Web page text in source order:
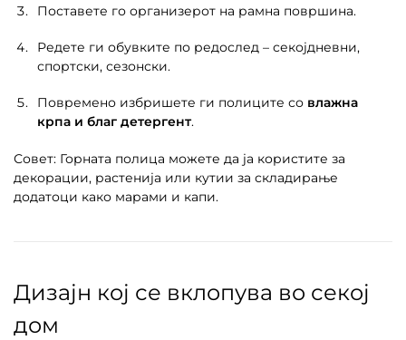
Поставете го организерот на рамна површина.
Редете ги обувките по редослед – секојдневни,
спортски, сезонски.
Повремено избришете ги полиците со влажна
крпа и благ детергент.
Совет: Горната полица можете да ја користите за
декорации, растенија или кутии за складирање
додатоци како марами и капи.
Дизајн кој се вклопува во секој
дом